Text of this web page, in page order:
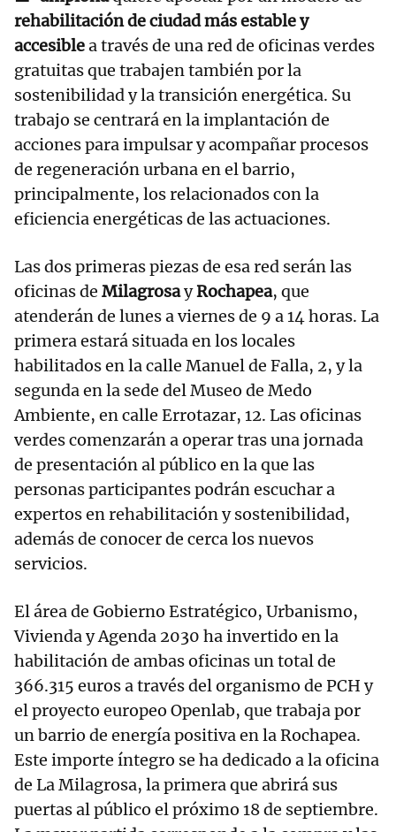
rehabilitación de ciudad más estable y
accesiblea través de una red de oficinas verdes
gratuitas que trabajen también por la
sostenibilidad y la transición energética. Su
trabajo se centrará en la implantación de
acciones para impulsar y acompañar procesos
de regeneración urbana en el barrio,
principalmente, los relacionados con la
eficiencia energéticas de las actuaciones.
Las dos primeras piezas de esa red serán las
oficinas de MilagrosayRochapea, que
atenderán de lunes a viernes de 9 a 14 horas. La
primera estará situada en los locales
habilitados en la calle Manuel de Falla, 2, y la
segunda en la sede del Museo de Medo
Ambiente, en calle Errotazar, 12. Las oficinas
verdes comenzarán a operar tras una jornada
de presentación al público en la que las
personas participantes podrán escuchar a
expertos en rehabilitación y sostenibilidad,
además de conocer de cerca los nuevos
servicios.
El área de Gobierno Estratégico, Urbanismo,
Vivienda y Agenda 2030 ha invertido en la
habilitación de ambas oficinas un total de
366.315 euros a través del organismo de PCH y
el proyecto europeo Openlab, que trabaja por
un barrio de energía positiva en la Rochapea.
Este importe íntegro se ha dedicado a la oficina
de La Milagrosa, la primera que abrirá sus
puertas al público el próximo 18 de septiembre.